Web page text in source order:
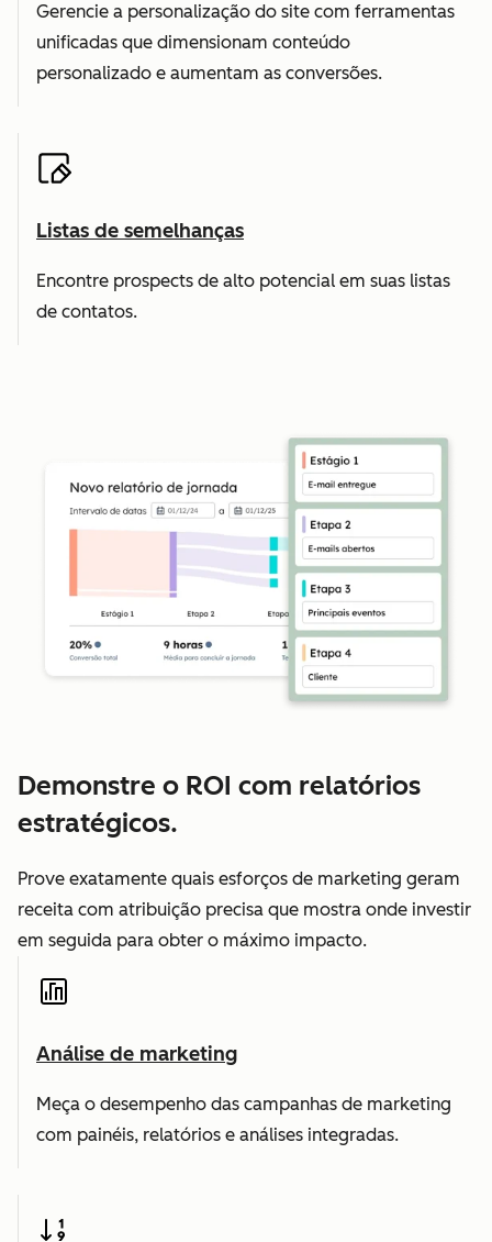
Gerencie a personalização do site com ferramentas
unificadas que dimensionam conteúdo
personalizado e aumentam as conversões.
Listas de semelhanças
Encontre prospects de alto potencial em suas listas
de contatos.
Demonstre o ROI com relatórios
estratégicos.
Prove exatamente quais esforços de marketing geram
receita com atribuição precisa que mostra onde investir
em seguida para obter o máximo impacto.
Análise de marketing
Meça o desempenho das campanhas de marketing
com painéis, relatórios e análises integradas.